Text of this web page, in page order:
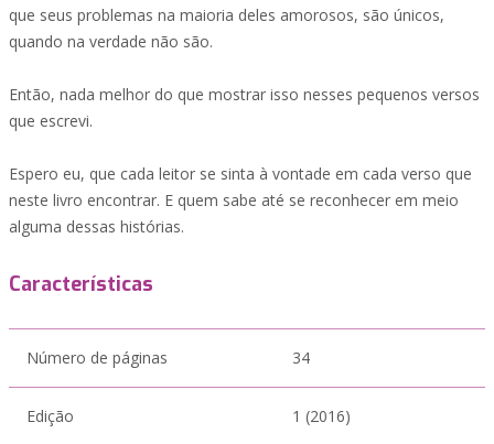
que seus problemas na maioria deles amorosos, são únicos,
quando na verdade não são.
Então, nada melhor do que mostrar isso nesses pequenos versos
que escrevi.
Espero eu, que cada leitor se sinta à vontade em cada verso que
neste livro encontrar. E quem sabe até se reconhecer em meio
alguma dessas histórias.
Características
Número de páginas 34
Edição 1 (2016)